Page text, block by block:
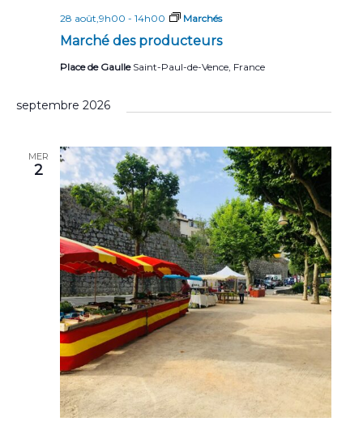
Marché des producteurs
28 août,9h00 - 14h00 Marchés
Place de Gaulle Saint-Paul-de-Vence, France
septembre 2026
MER
2